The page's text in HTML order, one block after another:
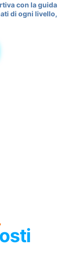
con la guida
di ogni livello,